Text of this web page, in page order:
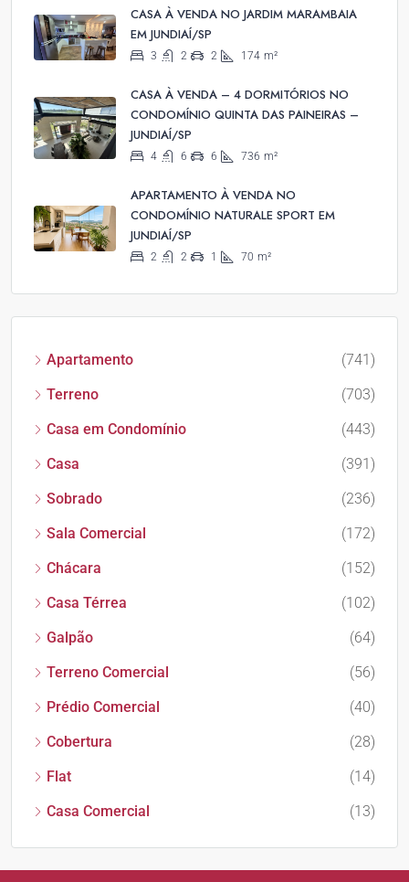
CASA À VENDA NO JARDIM MARAMBAIA
EM JUNDIAÍ/SP
3 2 2 174 m²
CASA À VENDA – 4 DORMITÓRIOS NO
CONDOMÍNIO QUINTA DAS PAINEIRAS –
JUNDIAÍ/SP
4 6 6 736 m²
APARTAMENTO À VENDA NO
CONDOMÍNIO NATURALE SPORT EM
JUNDIAÍ/SP
2 2 1 70 m²
Apartamento
(741)
Terreno
(703)
Casa em Condomínio
(443)
Casa
(391)
Sobrado
(236)
Sala Comercial
(172)
Chácara
(152)
Casa Térrea
(102)
Galpão
(64)
Terreno Comercial
(56)
Prédio Comercial
(40)
Cobertura
(28)
Flat
(14)
Casa Comercial
(13)